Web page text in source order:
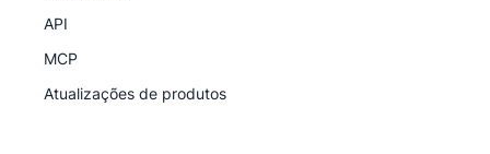
API
MCP
Atualizações de produtos